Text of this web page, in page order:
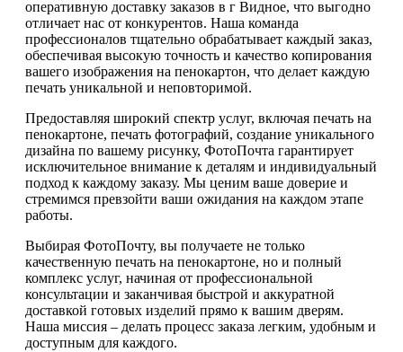
оперативную доставку заказов в г Видное, что выгодно
отличает нас от конкурентов. Наша команда
профессионалов тщательно обрабатывает каждый заказ,
обеспечивая высокую точность и качество копирования
вашего изображения на пенокартон, что делает каждую
печать уникальной и неповторимой.
Предоставляя широкий спектр услуг, включая печать на
пенокартоне, печать фотографий, создание уникального
дизайна по вашему рисунку, ФотоПочта гарантирует
исключительное внимание к деталям и индивидуальный
подход к каждому заказу. Мы ценим ваше доверие и
стремимся превзойти ваши ожидания на каждом этапе
работы.
Выбирая ФотоПочту, вы получаете не только
качественную печать на пенокартоне, но и полный
комплекс услуг, начиная от профессиональной
консультации и заканчивая быстрой и аккуратной
доставкой готовых изделий прямо к вашим дверям.
Наша миссия – делать процесс заказа легким, удобным и
доступным для каждого.